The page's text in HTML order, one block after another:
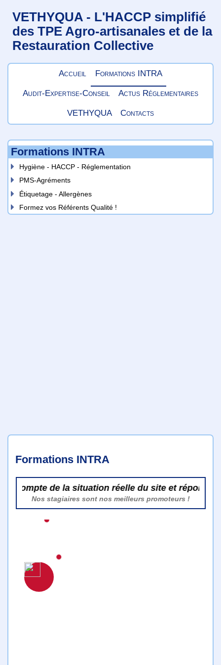
VETHYQUA - L'HACCP simplifié
des TPE Agro-artisanales et de la
Restauration Collective
Accueil Formations INTRA
Audit-Expertise-Conseil Actus Réglementaires
VETHYQUA Contacts
Formations INTRA
de la situation réelle du site et réponses
Nos stagiaires sont nos meilleurs promoteurs !
Formations INTRA
Hygiène - HACCP - Réglementation
PMS-Agréments
Étiquetage - Allergènes
Formez vos Référents Qualité !